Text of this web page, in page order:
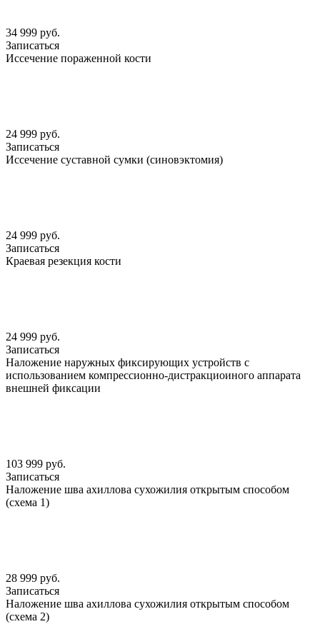
34 999 руб.
Записаться
Иссечение пораженной кости
24 999 руб.
Записаться
Иссечение суставной сумки (синовэктомия)
24 999 руб.
Записаться
Краевая резекция кости
24 999 руб.
Записаться
Наложение наружных фиксирующих устройств с
использованием компрессионно-дистракциоиного аппарата
внешней фиксации
103 999 руб.
Записаться
Наложение шва ахиллова сухожилия открытым способом
(схема 1)
28 999 руб.
Записаться
Наложение шва ахиллова сухожилия открытым способом
(схема 2)